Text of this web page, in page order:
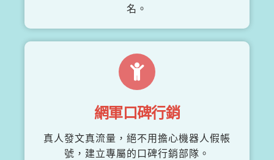
名。
網軍口碑行銷
真人發文真流量，絕不用擔心機器人假帳
號，建立專屬的口碑行銷部隊。